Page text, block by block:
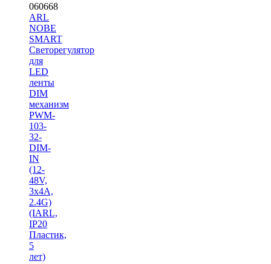
060668
ARL
NOBE
SMART
Светорегулятор
для
LED
ленты
DIM
механизм
PWM-
103-
32-
DIM-
IN
(12-
48V,
3х4A,
2.4G)
(IARL,
IP20
Пластик,
5
лет)